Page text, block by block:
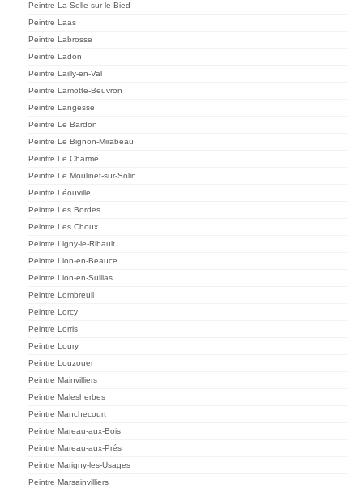
Peintre La Selle-sur-le-Bied
Peintre Laas
Peintre Labrosse
Peintre Ladon
Peintre Lailly-en-Val
Peintre Lamotte-Beuvron
Peintre Langesse
Peintre Le Bardon
Peintre Le Bignon-Mirabeau
Peintre Le Charme
Peintre Le Moulinet-sur-Solin
Peintre Léouville
Peintre Les Bordes
Peintre Les Choux
Peintre Ligny-le-Ribault
Peintre Lion-en-Beauce
Peintre Lion-en-Sullias
Peintre Lombreuil
Peintre Lorcy
Peintre Lorris
Peintre Loury
Peintre Louzouer
Peintre Mainvilliers
Peintre Malesherbes
Peintre Manchecourt
Peintre Mareau-aux-Bois
Peintre Mareau-aux-Prés
Peintre Marigny-les-Usages
Peintre Marsainvilliers